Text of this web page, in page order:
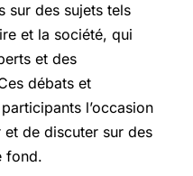
sur des sujets tels
et la société, qui
et des
débats et
l’occasion
et de discuter sur des
fond.